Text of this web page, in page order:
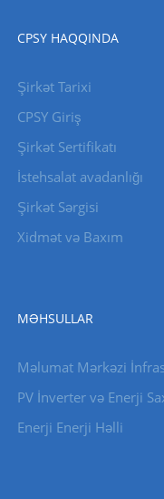
CPSY HAQQINDA
Şirkət Tarixi
CPSY Giriş
Şirkət Sertifikatı
İstehsalat avadanlığı
Şirkət Sərgisi
Xidmət və Baxım
MƏHSULLAR
Məlumat Mərkəzi
PV İnverter və Enerji
Enerji Enerji Həlli